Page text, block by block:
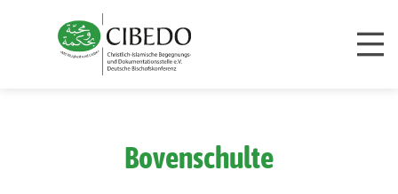
Bovenschulte